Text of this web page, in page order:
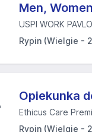
Men,
USPI WORK
Rypin (Wielgie -
Opiekunka
Ethicus Care
Rypin (Wielgie -